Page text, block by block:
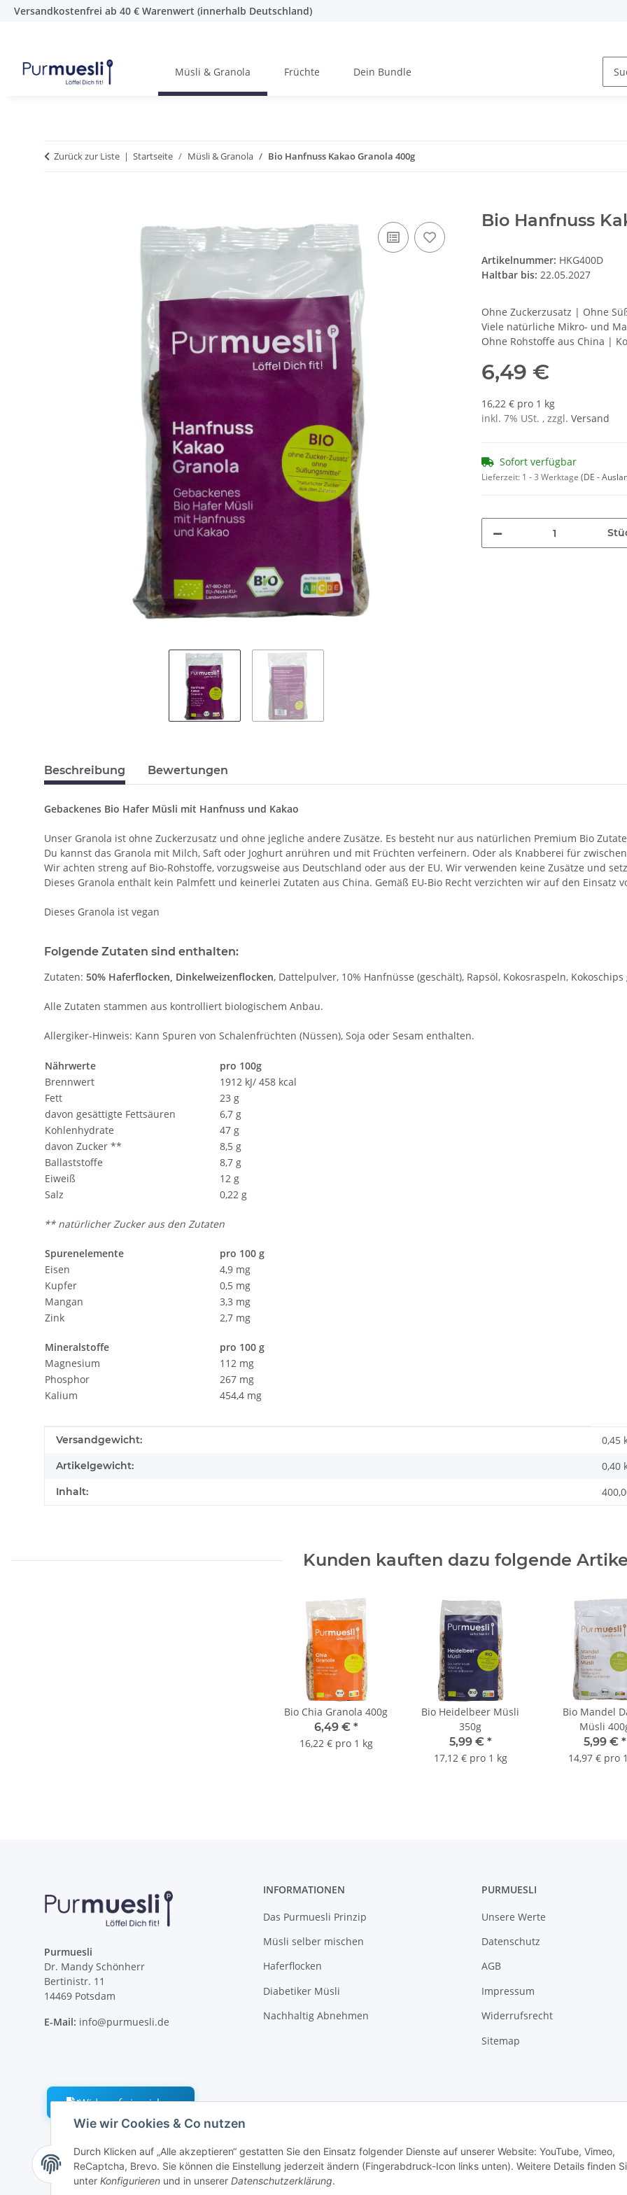
Wie wir Cookies & Co nutzen
Durch Klicken auf „Alle akzeptieren“ gestatten Sie den Einsatz folgender Dienste auf unserer Website: YouTube, Vimeo,
ReCaptcha, Brevo. Sie können die Einstellung jederzeit ändern (Fingerabdruck-Icon links unten). Weitere Details finden
unter Konfigurieren und in unserer Datenschutzerklärung.
Versandkostenfrei ab 40 € Warenwert (innerhalb Deutschland)
Müsli & Granola Früchte Dein Bundle
Zurück zur Liste Startseite Müsli & Granola Bio Hanfnuss Kakao Granola 400g
Bio Hanfnuss
Artikelnummer: HKG400D
Haltbar bis: 22.05.2027
Ohne Zuckerzusatz | Ohne
Viele natürliche Mikro- und
Ohne Rohstoffe aus China |
6,49 €
16,22 € pro 1 kg
inkl. 7% USt. , zzgl. Versand
Sofort verfügbar
Lieferzeit: 1 - 3 Werktage (DE -
Beschreibung Bewertungen
Gebackenes Bio Hafer Müsli mit Hanfnuss und Kakao
Unser Granola ist ohne Zuckerzusatz und ohne jegliche andere Zusätze. Es besteht nur aus natürlichen Premium Bio
Du kannst das Granola mit Milch, Saft oder Joghurt anrühren und mit Früchten verfeinern. Oder als Knabberei für
Wir achten streng auf Bio-Rohstoffe, vorzugsweise aus Deutschland oder aus der EU. Wir verwenden keine Zusätze und
Dieses Granola enthält kein Palmfett und keinerlei Zutaten aus China. Gemäß EU-Bio Recht verzichten wir auf den Einsatz
Dieses Granola ist vegan
Folgende Zutaten sind enthalten:
Zutaten: 50% Haferflocken, Dinkelweizenflocken, Dattelpulver, 10% Hanfnüsse (geschält), Rapsöl, Kokosraspeln,
Alle Zutaten stammen aus kontrolliert biologischem Anbau.
Allergiker-Hinweis: Kann Spuren von Schalenfrüchten (Nüssen), Soja oder Sesam enthalten.
Nährwerte
pro 100g
Brennwert
1912 kJ/ 458 kcal
Fett
23 g
davon gesättigte Fettsäuren
6,7 g
Kohlenhydrate
47 g
davon Zucker **
8,5 g
Ballaststoffe
8,7 g
Eiweiß
12 g
Salz
0,22 g
** natürlicher Zucker aus den Zutaten
Spurenelemente
pro 100 g
Eisen
4,9 mg
Kupfer
0,5 mg
Mangan
3,3 mg
Zink
2,7 mg
Mineralstoffe
pro 100 g
Magnesium
112 mg
Phosphor
267 mg
Kalium
454,4 mg
Produkteigenschaft
Wert
Versandgewicht: 0,45
Artikelgewicht: 0,40
Inhalt:
Kunden kauften dazu folgende
Bio Chia Granola 400g
6,49 € *
16,22 € pro 1 kg
Bio Heidelbeer Müsli
350g
5,99 € *
17,12 € pro 1 kg
Bio Mandel
Müsli
5,99 € *
14,97 € pro
Purmuesli
Dr. Mandy Schönherr
Bertinistr. 11
14469 Potsdam
E-Mail: info@purmuesli.de
INFORMATIONEN
Das Purmuesli Prinzip
Müsli selber mischen
Haferflocken
Diabetiker Müsli
Nachhaltig Abnehmen
PURMUESLI
Unsere Werte
Datenschutz
AGB
Impressum
Widerrufsrecht
Sitemap
Widerruf einreichen